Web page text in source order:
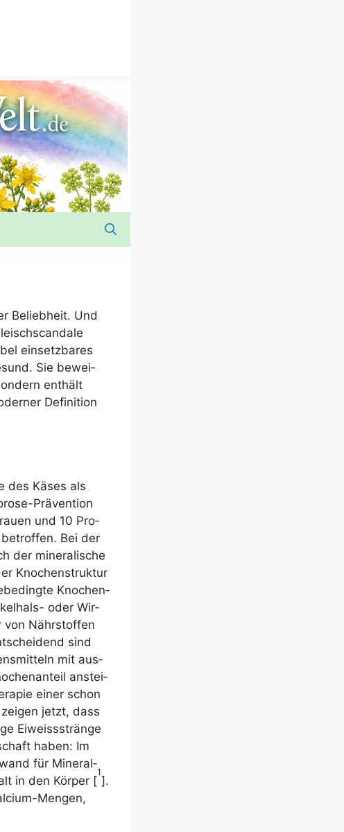
Belieb­heit. Und
ein­setz­ba­res
Sie bewei­
ent­hält
Defi­ni­ti­on
des Käses als
Prä­ven­ti­on
und 10 Pro­
Bei der
der mine­ra­li­sche
Kno­chen­struk­tur
Kno­chen­
oder Wir­
von Nähr­stof­fen
sind
mit aus­
anstei­
einer schon
jetzt, dass
Eiweiss­strän­ge
haben: Im
für Mine­ral­
in den Kör­per [
1
].
Men­gen,